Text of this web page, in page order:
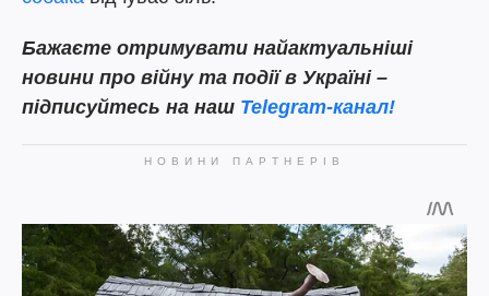
Бажаєте отримувати найактуальніші
новини про війну та події в Україні –
підписуйтесь на наш Telegram-канал!